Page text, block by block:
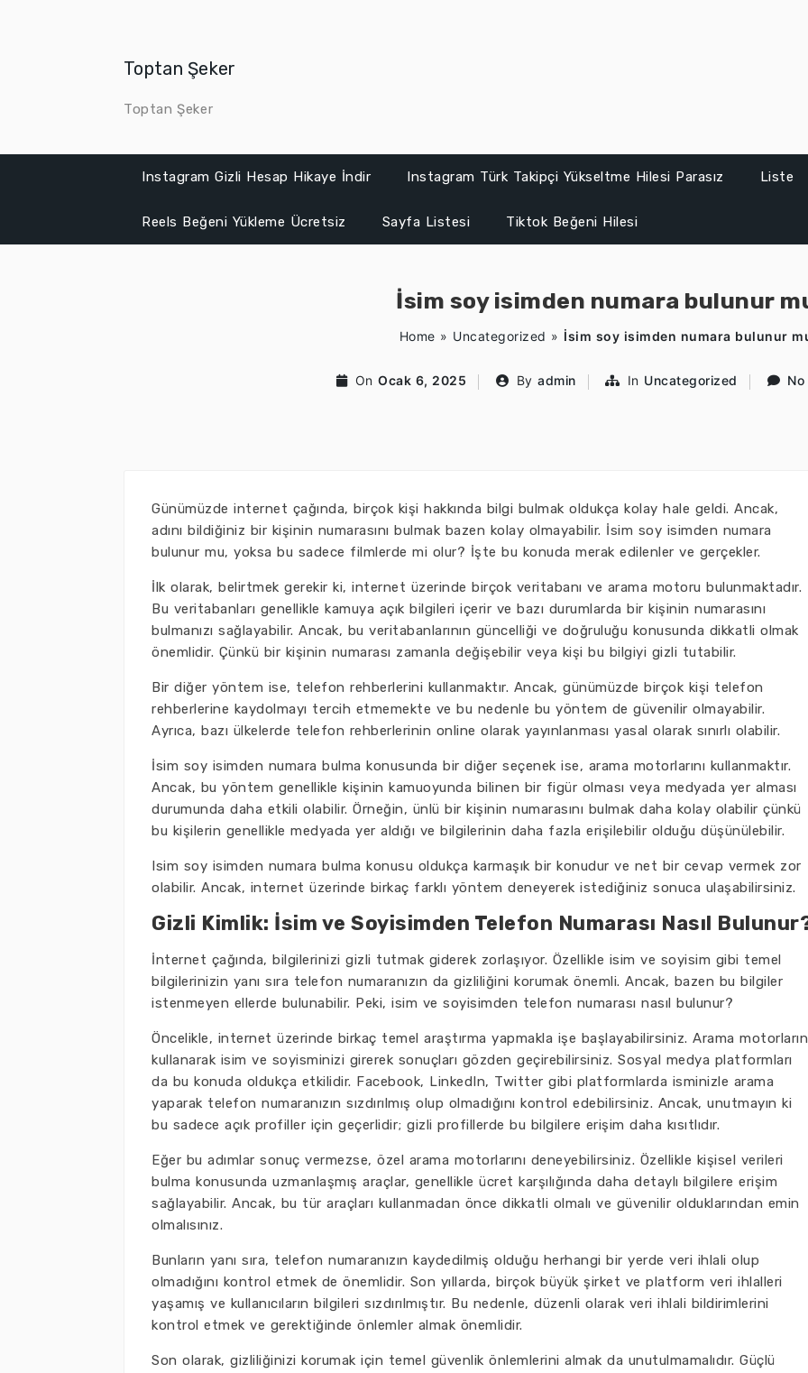
Toptan Şeker
Toptan Şeker
Instagram Gizli Hesap Hikaye İndir Instagram Türk Takipçi Yükseltme Hilesi Parasız Liste
Reels Beğeni Yükleme Ücretsiz Sayfa Listesi Tiktok Beğeni Hilesi
İsim soy isimden numara bulunur
Home » Uncategorized » İsim soy isimden numara bulunur
On Ocak 6, 2025 By admin In Uncategorized
Günümüzde internet çağında, birçok kişi hakkında bilgi bulmak oldukça kolay hale geldi. Ancak,
adını bildiğiniz bir kişinin numarasını bulmak bazen kolay olmayabilir. İsim soy isimden numara
bulunur mu, yoksa bu sadece filmlerde mi olur? İşte bu konuda merak edilenler ve gerçekler.
İlk olarak, belirtmek gerekir ki, internet üzerinde birçok veritabanı ve arama motoru bulunmaktadır.
Bu veritabanları genellikle kamuya açık bilgileri içerir ve bazı durumlarda bir kişinin numarasını
bulmanızı sağlayabilir. Ancak, bu veritabanlarının güncelliği ve doğruluğu konusunda dikkatli olmak
önemlidir. Çünkü bir kişinin numarası zamanla değişebilir veya kişi bu bilgiyi gizli tutabilir.
Bir diğer yöntem ise, telefon rehberlerini kullanmaktır. Ancak, günümüzde birçok kişi telefon
rehberlerine kaydolmayı tercih etmemekte ve bu nedenle bu yöntem de güvenilir olmayabilir.
Ayrıca, bazı ülkelerde telefon rehberlerinin online olarak yayınlanması yasal olarak sınırlı olabilir.
İsim soy isimden numara bulma konusunda bir diğer seçenek ise, arama motorlarını kullanmaktır.
Ancak, bu yöntem genellikle kişinin kamuoyunda bilinen bir figür olması veya medyada yer alması
durumunda daha etkili olabilir. Örneğin, ünlü bir kişinin numarasını bulmak daha kolay olabilir çünkü
bu kişilerin genellikle medyada yer aldığı ve bilgilerinin daha fazla erişilebilir olduğu düşünülebilir.
Isim soy isimden numara bulma konusu oldukça karmaşık bir konudur ve net bir cevap vermek zor
olabilir. Ancak, internet üzerinde birkaç farklı yöntem deneyerek istediğiniz sonuca ulaşabilirsiniz.
Gizli Kimlik: İsim ve Soyisimden Telefon Numarası Nasıl
İnternet çağında, bilgilerinizi gizli tutmak giderek zorlaşıyor. Özellikle isim ve soyisim gibi temel
bilgilerinizin yanı sıra telefon numaranızın da gizliliğini korumak önemli. Ancak, bazen bu bilgiler
istenmeyen ellerde bulunabilir. Peki, isim ve soyisimden telefon numarası nasıl bulunur?
Öncelikle, internet üzerinde birkaç temel araştırma yapmakla işe başlayabilirsiniz. Arama
kullanarak isim ve soyisminizi girerek sonuçları gözden geçirebilirsiniz. Sosyal medya platformları
da bu konuda oldukça etkilidir. Facebook, LinkedIn, Twitter gibi platformlarda isminizle arama
yaparak telefon numaranızın sızdırılmış olup olmadığını kontrol edebilirsiniz. Ancak, unutmayın ki
bu sadece açık profiller için geçerlidir; gizli profillerde bu bilgilere erişim daha kısıtlıdır.
Eğer bu adımlar sonuç vermezse, özel arama motorlarını deneyebilirsiniz. Özellikle kişisel verileri
bulma konusunda uzmanlaşmış araçlar, genellikle ücret karşılığında daha detaylı bilgilere erişim
sağlayabilir. Ancak, bu tür araçları kullanmadan önce dikkatli olmalı ve güvenilir olduklarından emin
olmalısınız.
Bunların yanı sıra, telefon numaranızın kaydedilmiş olduğu herhangi bir yerde veri ihlali olup
olmadığını kontrol etmek de önemlidir. Son yıllarda, birçok büyük şirket ve platform veri ihlalleri
yaşamış ve kullanıcıların bilgileri sızdırılmıştır. Bu nedenle, düzenli olarak veri ihlali bildirimlerini
kontrol etmek ve gerektiğinde önlemler almak önemlidir.
Son olarak, gizliliğinizi korumak için temel güvenlik önlemlerini almak da unutulmamalıdır. Güçlü